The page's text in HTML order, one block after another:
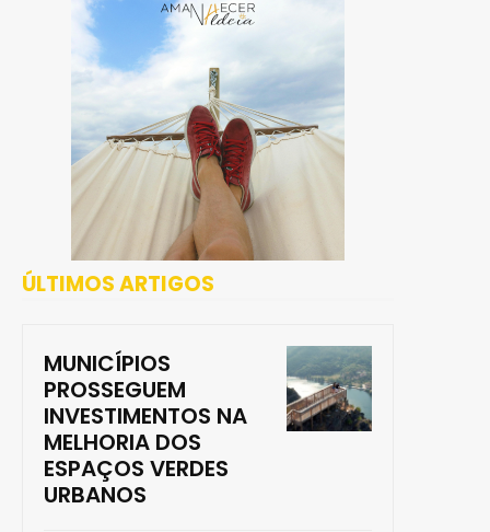
ÚLTIMOS ARTIGOS
MUNICÍPIOS
PROSSEGUEM
INVESTIMENTOS NA
MELHORIA DOS
ESPAÇOS VERDES
URBANOS